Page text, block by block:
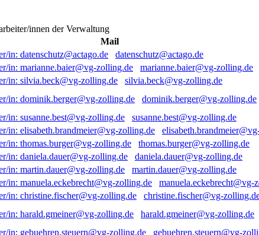
innen der Verwaltung
Mail
datenschutz@actago.de
marianne.baier@vg-zolling.de
silvia.beck@vg-zolling.de
dominik.berger@vg-zolling.de
susanne.best@vg-zolling.de
thomas.burger@vg-zolling.de
daniela.dauer@vg-zolling.de
martin.dauer@vg-zolling.de
manuela.eckebrecht@vg-
christine.fischer@vg-
harald.gmeiner@vg-zolling.de
gebuehren.steuern@vg-